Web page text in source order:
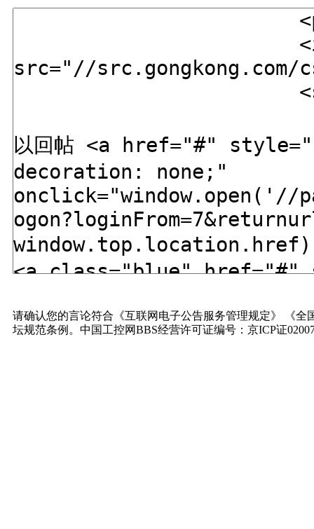
请确认您的言论符合《互联网电子公告服务管理规定》 《
坛规范条例。中国工控网BBS经营许可证编号：京ICP证